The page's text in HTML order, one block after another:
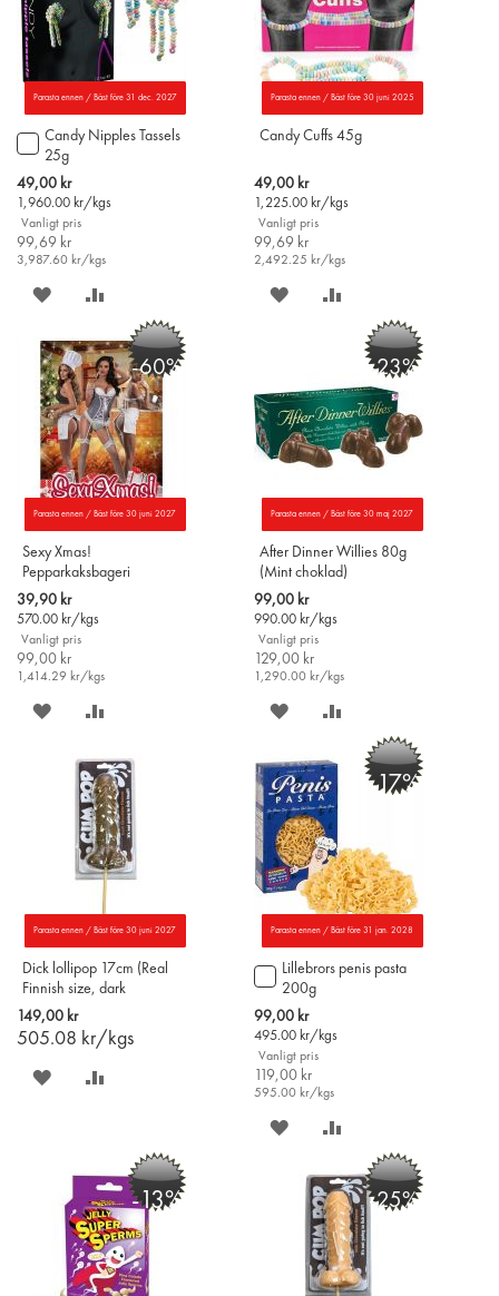
Parasta ennen / Bäst före 31 dec. 2027
Candy Nipples Tassels
25g
Special
Price
49,00 kr
1,960.00 kr/kgs
Vanligt pris
99,69 kr
3,987.60 kr/kgs
Lägg
till
i
varukorgen
SPARA
ÖNSKELISTAN
JÄMFÖR
Parasta ennen / Bäst före 30 juni 2025
Candy Cuffs 45g
Special
Price
49,00 kr
1,225.00 kr/kgs
Vanligt pris
99,69 kr
2,492.25 kr/kgs
SPARA
ÖNSKELISTAN
JÄMFÖR
-60%
Parasta ennen / Bäst före 30 juni 2027
Sexy Xmas!
Pepparkaksbageri
Chokladkalender 75g
Special
Price
39,90 kr
570.00 kr/kgs
Vanligt pris
99,00 kr
1,414.29 kr/kgs
SPARA
ÖNSKELISTAN
JÄMFÖR
-23%
Parasta ennen / Bäst före 30 maj 2027
After Dinner Willies 80g
(Mint choklad)
Special
Price
99,00 kr
990.00 kr/kgs
Vanligt pris
129,00 kr
1,290.00 kr/kgs
SPARA
ÖNSKELISTAN
JÄMFÖR
Parasta ennen / Bäst före 30 juni 2027
Dick lollipop 17cm (Real
Finnish size, dark
chocolate)
149,00 kr
505.08 kr/kgs
SPARA
ÖNSKELISTAN
JÄMFÖR
-17%
Parasta ennen / Bäst före 31 jan. 2028
Lillebrors penis pasta
200g
Special
Price
99,00 kr
495.00 kr/kgs
Vanligt pris
119,00 kr
595.00 kr/kgs
Lägg
till
i
varukorgen
SPARA
ÖNSKELISTAN
JÄMFÖR
-13% -25%